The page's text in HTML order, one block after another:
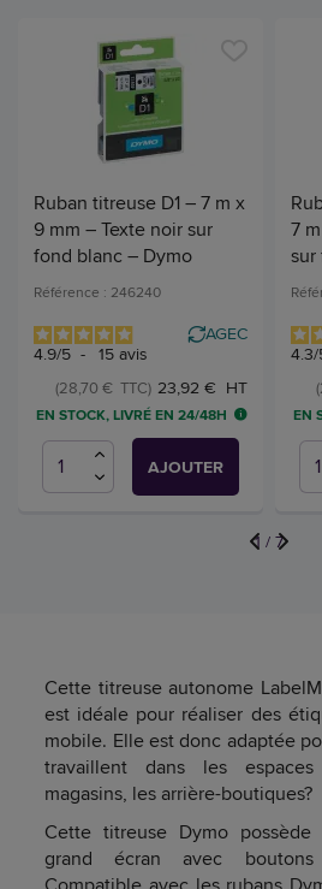
Ruban titreuse D1 – 7 m x
9 mm – Texte noir sur
fond blanc – Dymo
Référence : 246240
4.9/5 - 15 avis
AGEC
23,92 € HT
(28,70 € TTC)
EN STOCK, LIVRÉ EN 24/48H
AJOUTER
7
sur
4.3/
EN
1 / 7
Cette titreuse autonome
est idéale pour réaliser des
mobile. Elle est donc adaptée
travaillent dans les
magasins, les arrière-boutiques?
Cette titreuse Dymo possède
grand écran avec